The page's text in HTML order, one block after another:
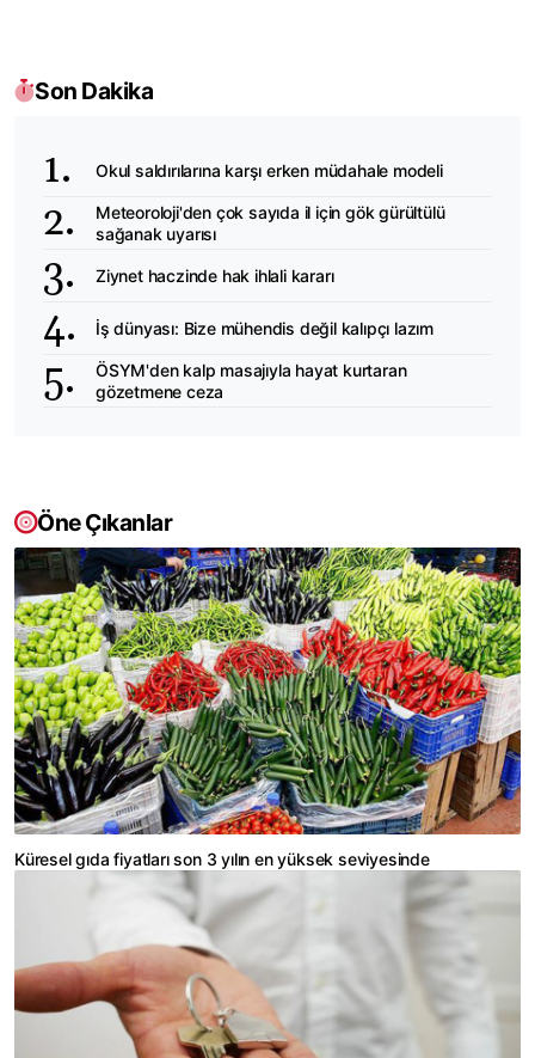
Son Dakika
Okul saldırılarına karşı erken müdahale modeli
Meteoroloji'den çok sayıda il için gök gürültülü
sağanak uyarısı
Ziynet haczinde hak ihlali kararı
İş dünyası: Bize mühendis değil kalıpçı lazım
ÖSYM'den kalp masajıyla hayat kurtaran
gözetmene ceza
Öne Çıkanlar
Küresel gıda fiyatları son 3 yılın en yüksek seviyesinde